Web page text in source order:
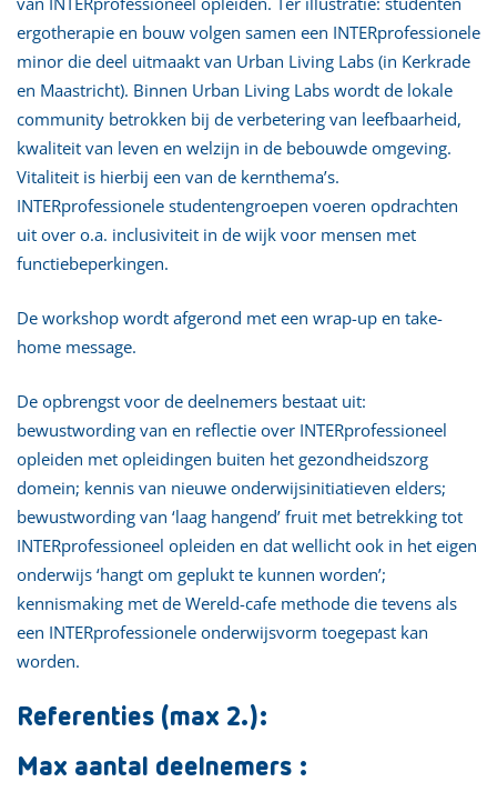
ergotherapie en bouw volgen samen een INTERprofessionele
minor die deel uitmaakt van Urban Living Labs (in Kerkrade
en Maastricht). Binnen Urban Living Labs wordt de lokale
community betrokken bij de verbetering van leefbaarheid,
kwaliteit van leven en welzijn in de bebouwde omgeving.
Vitaliteit is hierbij een van de kernthema’s.
INTERprofessionele studentengroepen voeren opdrachten
uit over o.a. inclusiviteit in de wijk voor mensen met
functiebeperkingen.
De workshop wordt afgerond met een wrap-up en take-
home message.
De opbrengst voor de deelnemers bestaat uit:
bewustwording van en reflectie over INTERprofessioneel
opleiden met opleidingen buiten het gezondheidszorg
domein; kennis van nieuwe onderwijsinitiatieven elders;
bewustwording van ‘laag hangend’ fruit met betrekking tot
INTERprofessioneel opleiden en dat wellicht ook in het eigen
onderwijs ‘hangt om geplukt te kunnen worden’;
kennismaking met de Wereld-cafe methode die tevens als
een INTERprofessionele onderwijsvorm toegepast kan
worden.
Referenties (max 2.):
Max aantal deelnemers :